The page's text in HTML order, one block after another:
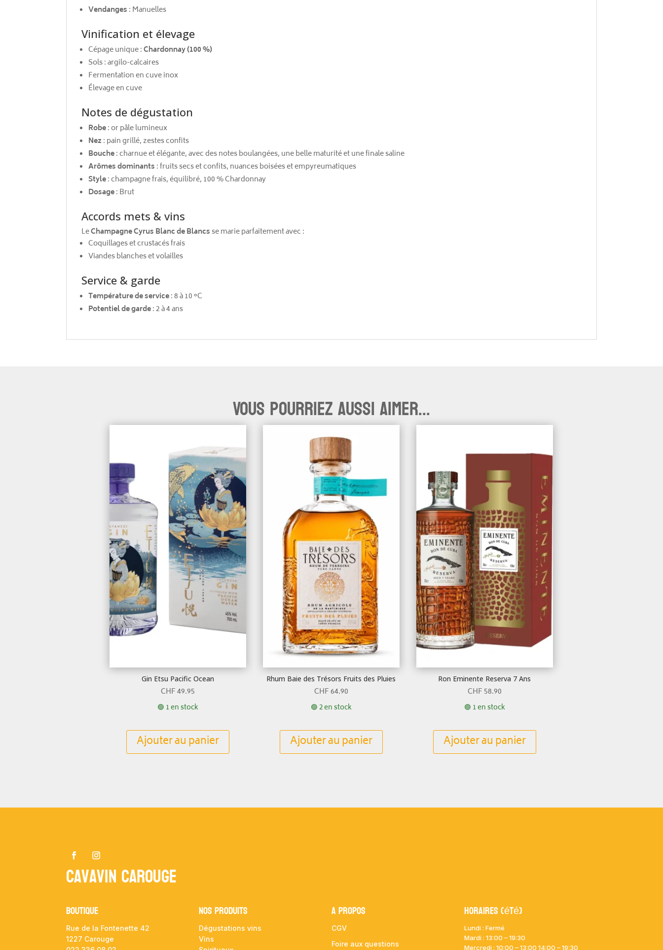
Vendanges : Manuelles
Vinification et élevage
Cépage unique :Chardonnay (100 %)
Sols : argilo-calcaires
Fermentation en cuve inox
Élevage en cuve
Notes de dégustation
Robe: or pâle lumineux
Nez : pain grillé, zestes confits
Bouche: charnue et élégante, avec des notes boulangées, une belle maturité et une finale saline
Arômes dominants : fruits secs et confits, nuances boisées et empyreumatiques
Style: champagne frais, équilibré, 100 % Chardonnay
Dosage: Brut
Accords mets & vins
LeChampagne Cyrus Blanc de Blancsse marie parfaitement avec :
Coquillages et crustacés frais
Viandes blanches et volailles
Service & garde
Température de service: 8 à 10 °C
Potentiel de garde: 2 à 4 ans
Vous pourriez aussi aimer...
Gin Etsu Pacific Ocean
CHF49.95
🟢 1 en stock
Ajouter au panier
Rhum Baie des Trésors Fruits des Pluies
CHF64.90
🟢 2 en stock
Ajouter au panier
Ron Eminente Reserva 7 Ans
CHF 58.90
🟢 1 en stock
Ajouter au panier
Cavavin Carouge
Boutique
Rue de la Fontenette 42
1227 Carouge
NOS PRODUITS
Dégustations vins
Vins
A propos
CGV
Foire aux questions
Horaires (été)
Lundi : Fermé
Mardi : 13:00 – 19:30
Mercredi : 10:00 – 13:00 14:00 – 19:30